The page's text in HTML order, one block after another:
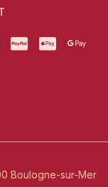
Boulogne-sur-Mer